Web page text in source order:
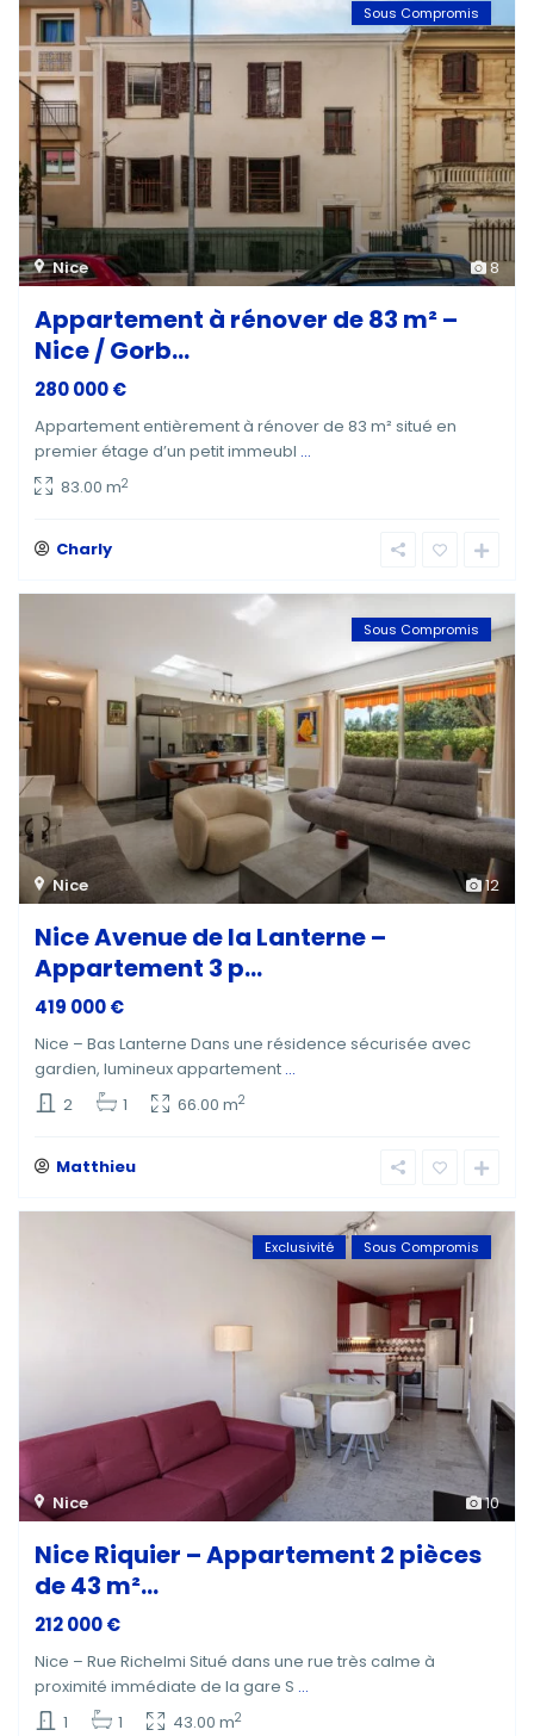
8
Nice
Sous Compromis
Appartement à rénover de 83 m² –
Nice / Gorb...
280 000 €
Appartement entièrement à rénover de 83 m² situé en
premier étage d’un petit immeubl ...
83.00 m2
Charly
12
Nice
Sous Compromis
Nice Avenue de la Lanterne –
Appartement 3 p...
419 000 €
Nice – Bas Lanterne Dans une résidence sécurisée avec
gardien, lumineux appartement ...
2
1 66.00 m2
Matthieu
10
Nice
Exclusivité Sous Compromis
Nice Riquier – Appartement 2 pièces
de 43 m²...
212 000 €
Nice – Rue Richelmi Situé dans une rue très calme à
proximité immédiate de la gare S ...
1
1 43.00 m2